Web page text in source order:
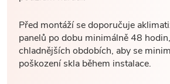
Před montáží se doporučuje
panelů po dobu minimálně 48
chladnějších obdobích, aby se
poškození skla během instalace.